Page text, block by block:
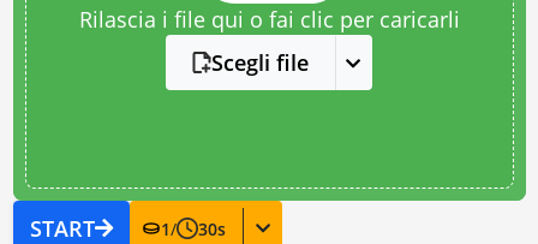
Rilascia i file qui o fai clic per caricarli
Scegli file
START 1/ 30s